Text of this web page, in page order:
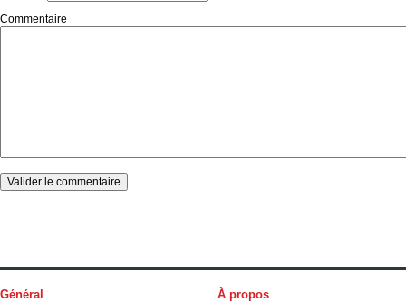
Commentaire
Général À propos